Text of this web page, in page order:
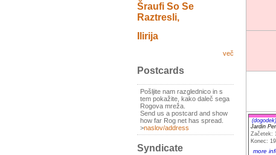
Šraufi So Se
Raztresli,
Ilirija
več
Postcards
Pošljite nam razglednico in s
tem pokažite, kako daleč sega
Rogova mreža.
Send us a postcard and show
how far Rog net has spread.
>naslov/address
Syndicate
(dogodek)
Začetek:
Konec:
more